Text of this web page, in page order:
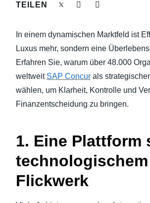
Finland (English)
España
Norway (English)
UNTERNEHMENSNACHRICHTEN
WACHSTUM UND OPTIMIERUNG
TEILEN
In einem dynamischen Marktfeld ist
Luxus mehr, sondern eine
Erfahren Sie, warum über 48.000
weltweit SAP Concur als
wählen, um Klarheit, Kontrolle und
Finanzentscheidung zu bringen.
1. Eine Plattform
technologischem
Flickwerk